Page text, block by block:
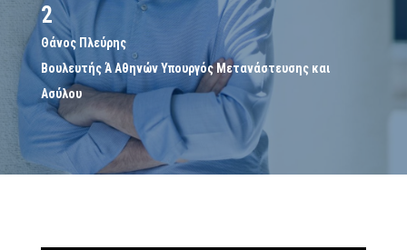
2
Θάνος Πλεύρης
Βουλευτής Ά Αθηνών Υπουργός Μετανάστευσης και
Ασύλου